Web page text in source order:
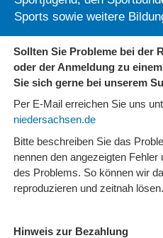
Sports sowie weitere
Sollten Sie Probleme bei der
oder der Anmeldung zu
Sie sich gerne bei unserem
Per E-Mail erreichen Sie uns
niedersachsen.de
Bitte beschreiben Sie das
nennen den angezeigten
des Problems. So können wir
reproduzieren und zeitnah lösen.
Hinweis zur Bezahlung